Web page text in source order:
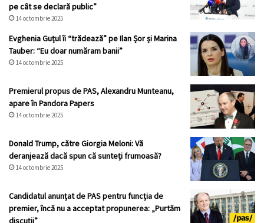
pe cât se declară public”
14 octombrie 2025
Evghenia Guțul îi “trădează” pe Ilan Șor și Marina
Tauber: “Eu doar număram banii”
14 octombrie 2025
Premierul propus de PAS, Alexandru Munteanu,
apare în Pandora Papers
14 octombrie 2025
Donald Trump, către Giorgia Meloni: Vă
deranjează dacă spun că sunteți frumoasă?
14 octombrie 2025
Candidatul anunțat de PAS pentru funcția de
premier, încă nu a acceptat propunerea: „Purtăm
discuții”